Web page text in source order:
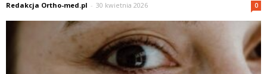
Redakcja Ortho-med.pl - 30 kwietnia 2026 0